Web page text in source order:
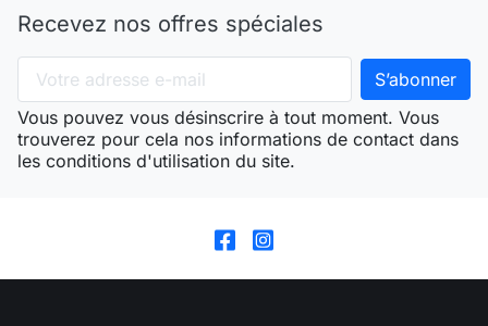
Recevez nos offres spéciales
Vous pouvez vous désinscrire à tout moment. Vous
trouverez pour cela nos informations de contact dans
les conditions d'utilisation du site.